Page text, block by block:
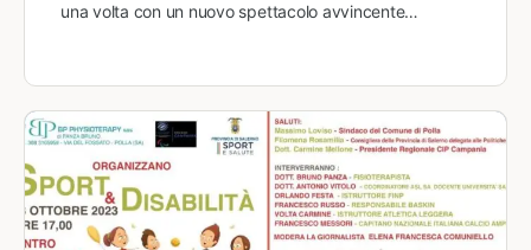
una volta con un nuovo spettacolo avvincente…